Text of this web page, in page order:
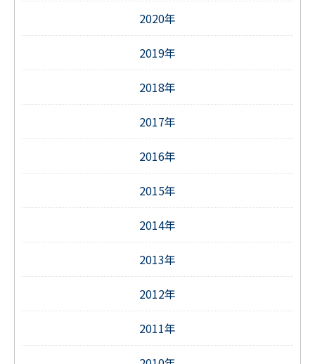
2020年
2019年
2018年
2017年
2016年
2015年
2014年
2013年
2012年
2011年